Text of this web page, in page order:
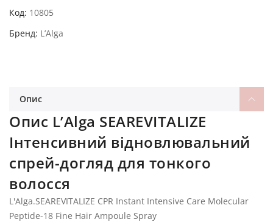
Код 10805
Бренд L’Alga
Опис
Опис L’Alga SEAREVITALIZE
Інтенсивний відновлювальний
спрей-догляд для тонкого
волосся
L'Alga.SEAREVITALIZE CPR Instant Intensive Care Molecular
Peptide-18 Fine Hair Ampoule Spray